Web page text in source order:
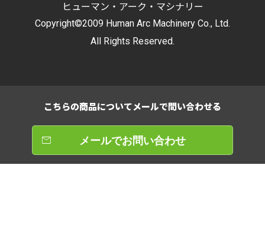
ヒューマン・アーク・マシナリー
Copyright©2009 Human Arc Machinery Co., Ltd.
All Rights Reserved.
こちらの商品についてメールで問い合わせる
メールでお問い合わせ